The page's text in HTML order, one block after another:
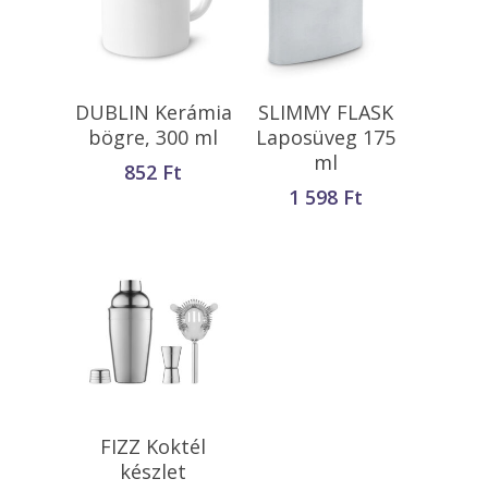
Kosárba
Teszem
DUBLIN Kerámia
bögre, 300 ml
852 Ft
Kosárba
Teszem
SLIMMY FLASK
Laposüveg 175
ml
1 598 Ft
Kosárba
Teszem
FIZZ Koktél
készlet